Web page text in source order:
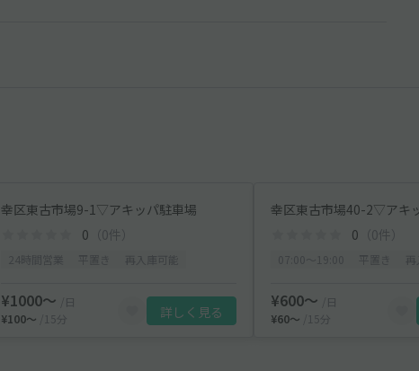
幸区東古市場9-1▽アキッパ駐車場
0 （0件）
¥1000〜
/日
¥100〜
/15分 詳しく見る
幸区東古市場40-2▽アキ
0 （0件）
¥600〜
/日
¥60〜
/15分